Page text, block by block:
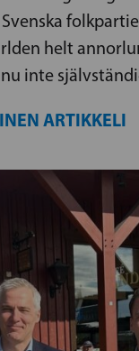
helt
inte
ARTIKKELI